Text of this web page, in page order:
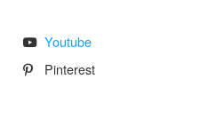
Youtube
Pinterest